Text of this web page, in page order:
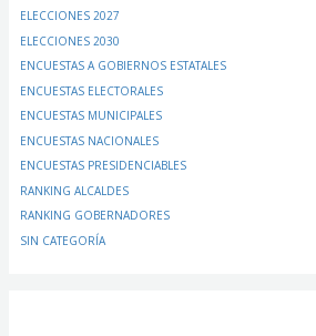
ELECCIONES 2027
ELECCIONES 2030
ENCUESTAS A GOBIERNOS ESTATALES
ENCUESTAS ELECTORALES
ENCUESTAS MUNICIPALES
ENCUESTAS NACIONALES
ENCUESTAS PRESIDENCIABLES
RANKING ALCALDES
RANKING GOBERNADORES
SIN CATEGORÍA